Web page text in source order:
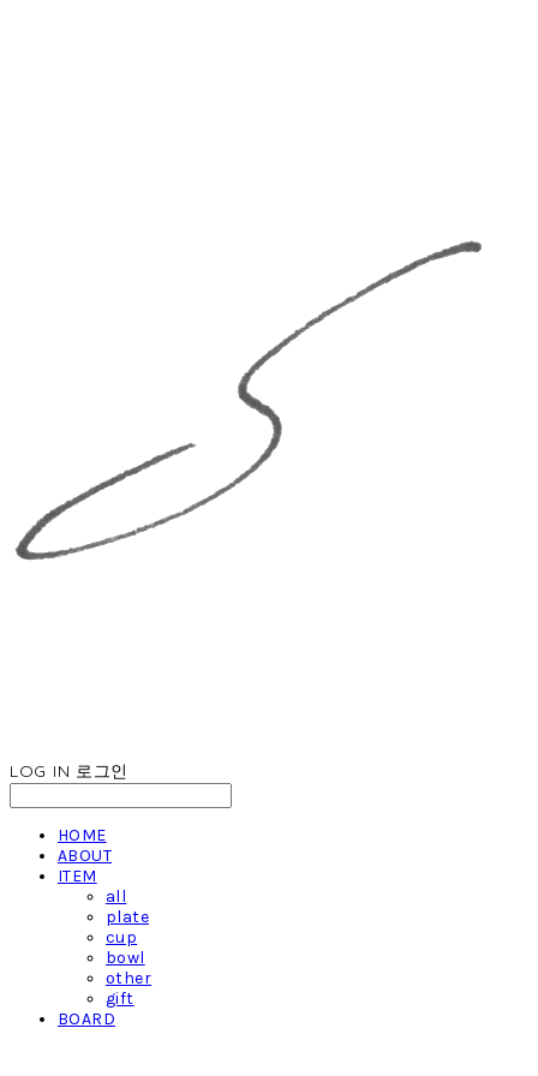
LOG IN 로그인
HOME
ABOUT
ITEM
all
plate
cup
bowl
other
gift
BOARD